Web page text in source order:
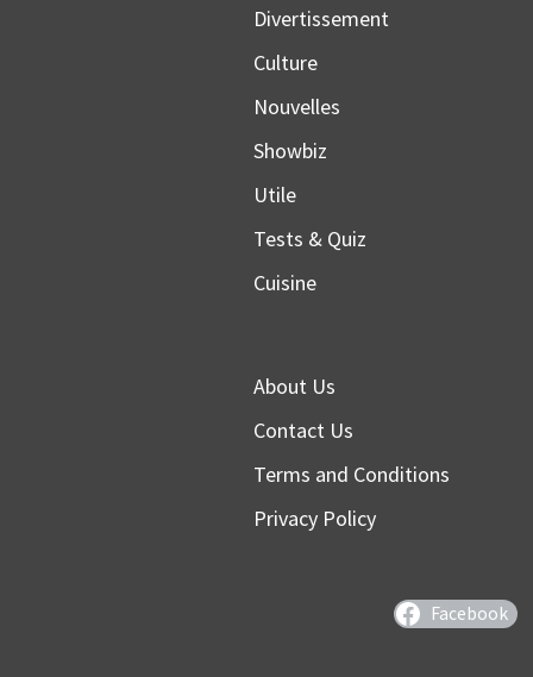
Divertissement
Culture
Nouvelles
Showbiz
Utile
Tests & Quiz
Cuisine
About Us
Contact Us
Terms and Conditions
Privacy Policy
Facebook